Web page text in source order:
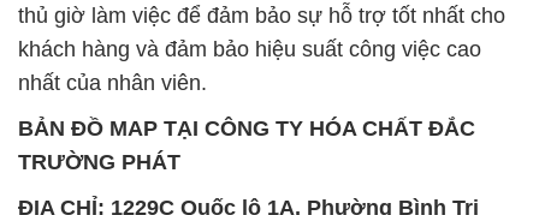
TRƯỜNG PHÁT
ĐỊA CHỈ: 1229C Quốc lộ 1A, Phường Bình Trị
Đông B, Quận Bình Tân, Sài Gòn TP. Hồ Chí
Minh